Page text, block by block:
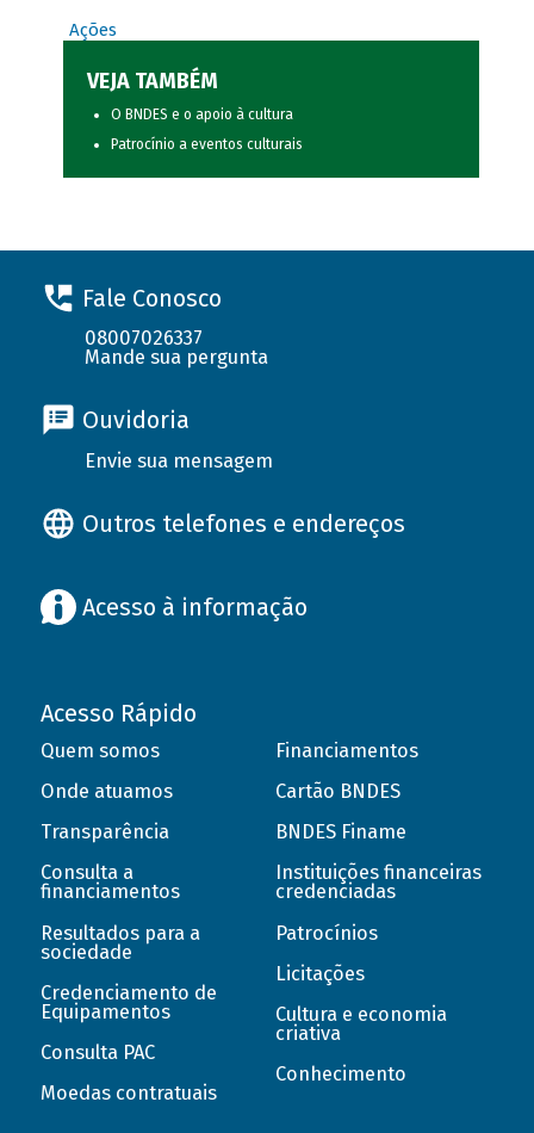
Ações
VEJA TAMBÉM
O BNDES e o apoio à cultura
Patrocínio a eventos culturais
Fale Conosco
08007026337
Mande sua pergunta
Ouvidoria
Envie sua mensagem
Outros telefones e endereços
Acesso à informação
Acesso Rápido
Quem somos
Onde atuamos
Transparência
Consulta a
financiamentos
Resultados para a
sociedade
Credenciamento de
Equipamentos
Consulta PAC
Moedas contratuais
Financiamentos
Cartão BNDES
BNDES Finame
Instituições financeiras
credenciadas
Patrocínios
Licitações
Cultura e economia
criativa
Conhecimento